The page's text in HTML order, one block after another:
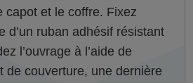
capot et le coffre. Fixez
d’un ruban adhésif résistant
l’ouvrage à l’aide de
de couverture, une dernière